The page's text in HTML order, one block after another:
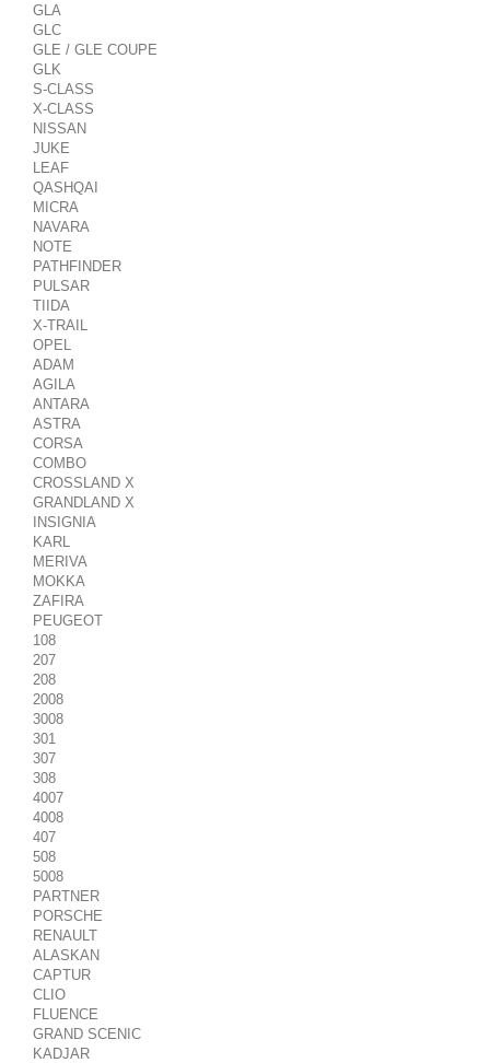
GLA
GLC
GLE / GLE COUPE
GLK
S-CLASS
X-CLASS
NISSAN
JUKE
LEAF
QASHQAI
MICRA
NAVARA
NOTE
PATHFINDER
PULSAR
TIIDA
X-TRAIL
OPEL
ADAM
AGILA
ANTARA
ASTRA
CORSA
COMBO
CROSSLAND X
GRANDLAND X
INSIGNIA
KARL
MERIVA
MOKKA
ZAFIRA
PEUGEOT
108
207
208
2008
3008
301
307
308
4007
4008
407
508
5008
PARTNER
PORSCHE
RENAULT
ALASKAN
CAPTUR
CLIO
FLUENCE
GRAND SCENIC
KADJAR